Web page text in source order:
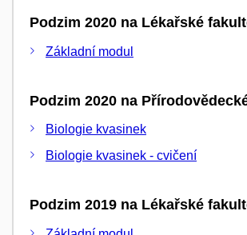
Podzim 2020 na Lékařské
Základní modul
Podzim 2020 na
Biologie kvasinek
Biologie kvasinek - cvičení
Podzim 2019 na Lékařské